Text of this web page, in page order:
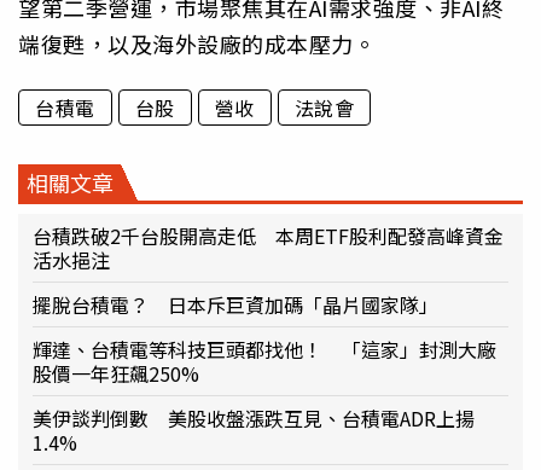
望第二季營運，市場聚焦其在AI需求強度、非AI終
端復甦，以及海外設廠的成本壓力。
台積電 台股 營收 法說會
相關文章
台積跌破2千台股開高走低 本周ETF股利配發高峰資金
活水挹注
擺脫台積電？ 日本斥巨資加碼「晶片國家隊」
輝達、台積電等科技巨頭都找他！ 「這家」封測大廠
股價一年狂飆250%
美伊談判倒數 美股收盤漲跌互見、台積電ADR上揚
1.4%